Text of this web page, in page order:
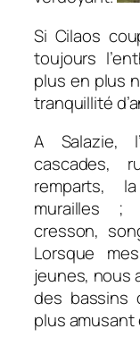
Si Cilaos
toujours
plus en plus
tranquillité
A Salazie,
cascades,
remparts,
murailles ;
cresson,
Lorsque
jeunes, nous
des bassins
plus amusant